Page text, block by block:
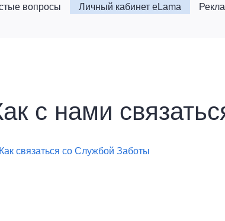
вопросы Личный кабинет eLama
с нами
Как связаться со Службой Заботы